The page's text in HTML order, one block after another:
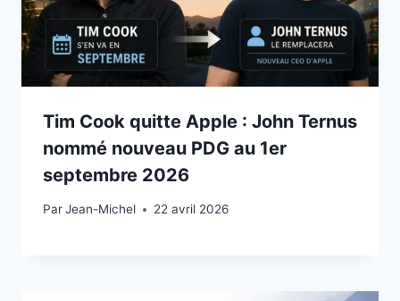
Tim Cook quitte Apple : John Ternus
nommé nouveau PDG au 1er
septembre 2026
ParJean-Michel
22 avril 2026 22 avril 2026